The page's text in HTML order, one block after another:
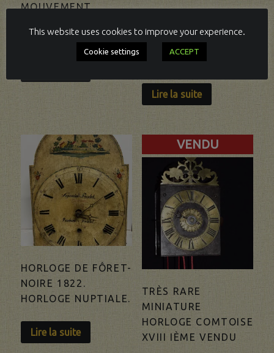
MOUVEMENT
DE 1760-1770.
BŒUF LOUIS XV,
SIGNÉ ROMILLY
PARIS. VENDU
Lire la suite
HORLOGE DE FÔRET-
NOIRE 1822.
HORLOGE NUPTIALE.
Lire la suite
VENDU
TRÈS RARE
MINIATURE
HORLOGE COMTOISE
XVIII IÈME VENDU
This website uses cookies to improve your experience.
Cookie settings ACCEPT